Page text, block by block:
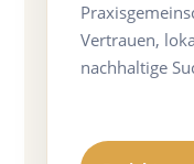
Vertrauen,
nachhaltige